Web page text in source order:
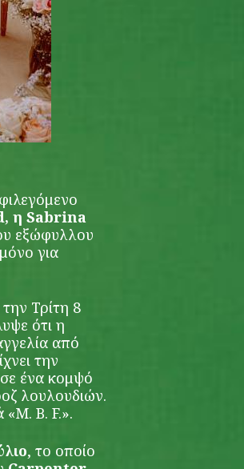
η Sabrina
εξώφυλλου
για
Τρίτη 8
ότι η
από
την
ένα κομψό
λουλουδιών.
«M. B. F.».
, το οποίο